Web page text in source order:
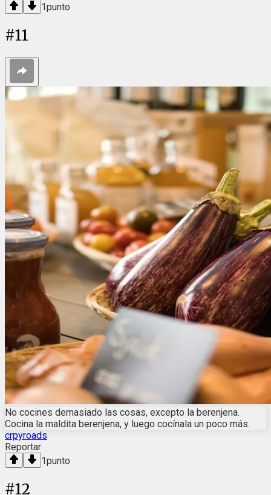
1punto
#11
No cocines demasiado las cosas, excepto la berenjena.
Cocina la maldita berenjena, y luego cocínala un poco más.
crpyroads
Reportar
1punto
#12